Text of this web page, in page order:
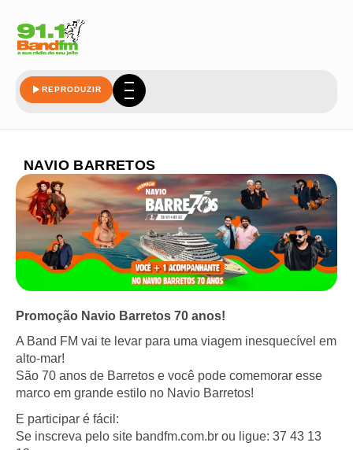
REPRODUZIR
NAVIO BARRETOS
Promoção Navio Barretos 70 anos!
A Band FM vai te levar para uma viagem inesquecível em
alto-mar!
São 70 anos de Barretos e você pode comemorar esse
marco em grande estilo no Navio Barretos!
E participar é fácil:
Se inscreva pelo site bandfm.com.br ou ligue: 37 43 13